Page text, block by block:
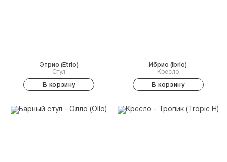
Стул
Этрио (Etrio)
В корзину
Кресло
Ибрио (Ibrio)
В корзину